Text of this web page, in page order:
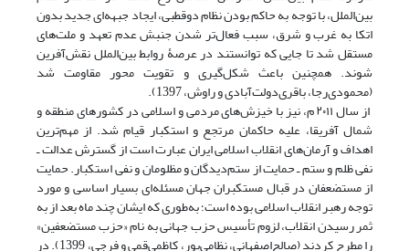
بین‌الملل، با توجه به حاکم بودن نظام دوقطبی، ایجاد جبهه‌ای جدید بدون
اتکا به غرب و شرق، سبب فعال‌تر شدن جنبش عدم تعهد و ملت‌های
مستقل شد تا جایی که توانستند در عرصۀ روابط بین‌الملل نقش‌آفرین
شوند. همچنین باعث شکل‌گیری و تقویت محور مقاومت شد
(محمودی‌رجا، باقری‌دولت‌آبادی و راوش، 1397).
از سال ۲۰۱۱ م، نیز با خیزش‌های مردمی و اسلامی در کشورهای منطقه و
شمال آفریقا، علیه حاکمان مرتجع و استکبار قیام شد. از مهم‌ترین
اهداف و آرمان‌های انقلاب اسلامی ایران عبارت است از گسترش عدالت ـ
نفی ظلم و ستم ـ حمایت از ستم‌دیدگان و مظلومان و نفی استکبار. حمایت
از مستضعفان در قبال مستکبران جهان مسئله‌ای بسیار اساسی و مورد
توجه رهبر انقلاب اسلامی بوده است؛ به‌طوری که ایشان چند ماه بعد از به
ثمر رسیدن انقلاب، لزوم تأسیس حزب جهانی به نام «حزب مستضعفین»
را مطرح کردند (صالح‌اصفهانی، نظامی‌پور، کاظمی‌قمی و فرجی، 1399). در